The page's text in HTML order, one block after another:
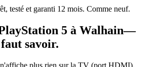
testé et garanti 12 mois. Comme neuf.
5 à Walhain—
savoir.